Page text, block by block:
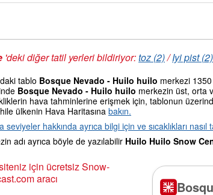
'deki diğer tatil yerleri bildiriyor:toz (2)/Iyi pist (2)
tablo Bosque Nevado - Huilo huilo merkezi
Bosque Nevado - Huilo huilo merkezin üst, orta
hava tahminlerine erişmek için, tablonun
ülkenin Hava Haritasına bakın.
seviyeler hakkında ayrıca bilgi için ve sıcaklıkları
adı ayrıca böyle de yazılabilir Huilo Huilo Snow
için ücretsiz Snow-
aracı